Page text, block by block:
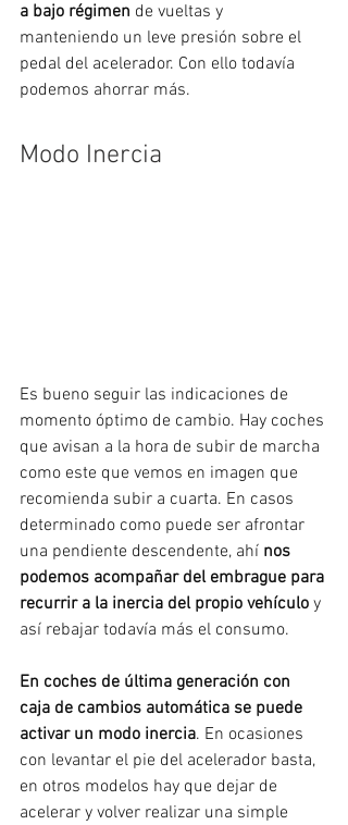
a bajo régimen de vueltas y
manteniendo un leve presión sobre el
pedal del acelerador. Con ello todavía
podemos ahorrar más.
Modo Inercia
Es bueno seguir las indicaciones de
momento óptimo de cambio. Hay coches
que avisan a la hora de subir de marcha
como este que vemos en imagen que
recomienda subir a cuarta. En casos
determinado como puede ser afrontar
una pendiente descendente, ahí nos
podemos acompañar del embrague para
recurrir a la inercia del propio vehículo y
así rebajar todavía más el consumo.
En coches de última generación con
caja de cambios automática se puede
activar un modo inercia. En ocasiones
con levantar el pie del acelerador basta,
en otros modelos hay que dejar de
acelerar y volver realizar una simple